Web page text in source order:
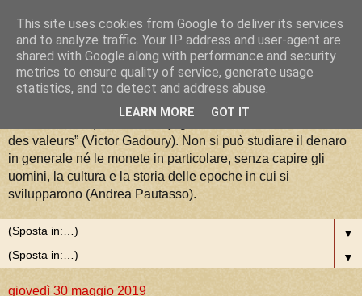
La Moneta tra Arte, Storia e
Valori
des valeurs” (Victor Gadoury). Non si può studiare il denaro
in generale né le monete in particolare, senza capire gli
uomini, la cultura e la storia delle epoche in cui si
svilupparono (Andrea Pautasso).
▼
▼
giovedì 30 maggio 2019
This site uses cookies from Google to deliver its services
and to analyze traffic. Your IP address and user-agent are
shared with Google along with performance and security
metrics to ensure quality of service, generate usage
statistics, and to detect and address abuse.
LEARN MORE GOT IT